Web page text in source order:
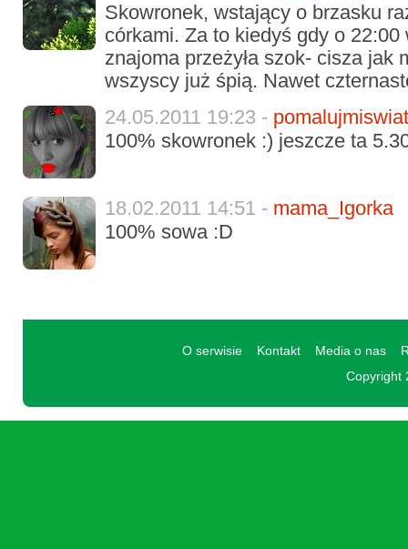
Skowronek, wstający o brzasku
córkami. Za to kiedyś gdy o 22:00
znajoma przeżyła szok- cisza jak
wszyscy już śpią. Nawet
24.05.2011 19:23 - pomalujmiswiat
100% skowronek :) jeszcze ta
18.02.2011 14:51 - mama_Igorka
100% sowa :D
O serwisie Kontakt Media o nas
Copyright